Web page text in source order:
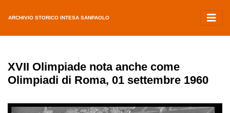
ARCHIVIO STORICO INTESA SANPAOLO
XVII Olimpiade nota anche come
Olimpiadi di Roma, 01 settembre 1960